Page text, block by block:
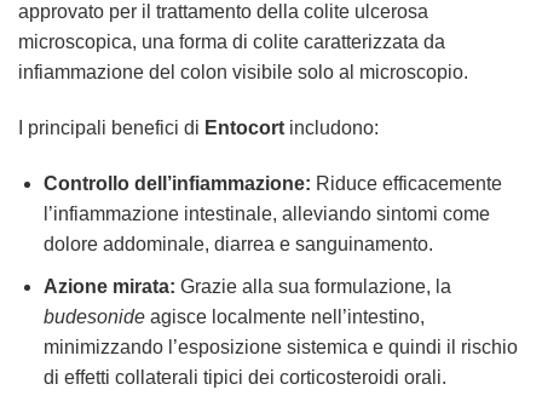
approvato per il trattamento della colite ulcerosa
microscopica, una forma di colite caratterizzata da
infiammazione del colon visibile solo al microscopio.
I principali benefici di Entocort includono:
Controllo dell’infiammazione: Riduce efficacemente
l’infiammazione intestinale, alleviando sintomi come
dolore addominale, diarrea e sanguinamento.
Azione mirata: Grazie alla sua formulazione, la
budesonideagisce localmente nell’intestino,
minimizzando l’esposizione sistemica e quindi il rischio
di effetti collaterali tipici dei corticosteroidi orali.